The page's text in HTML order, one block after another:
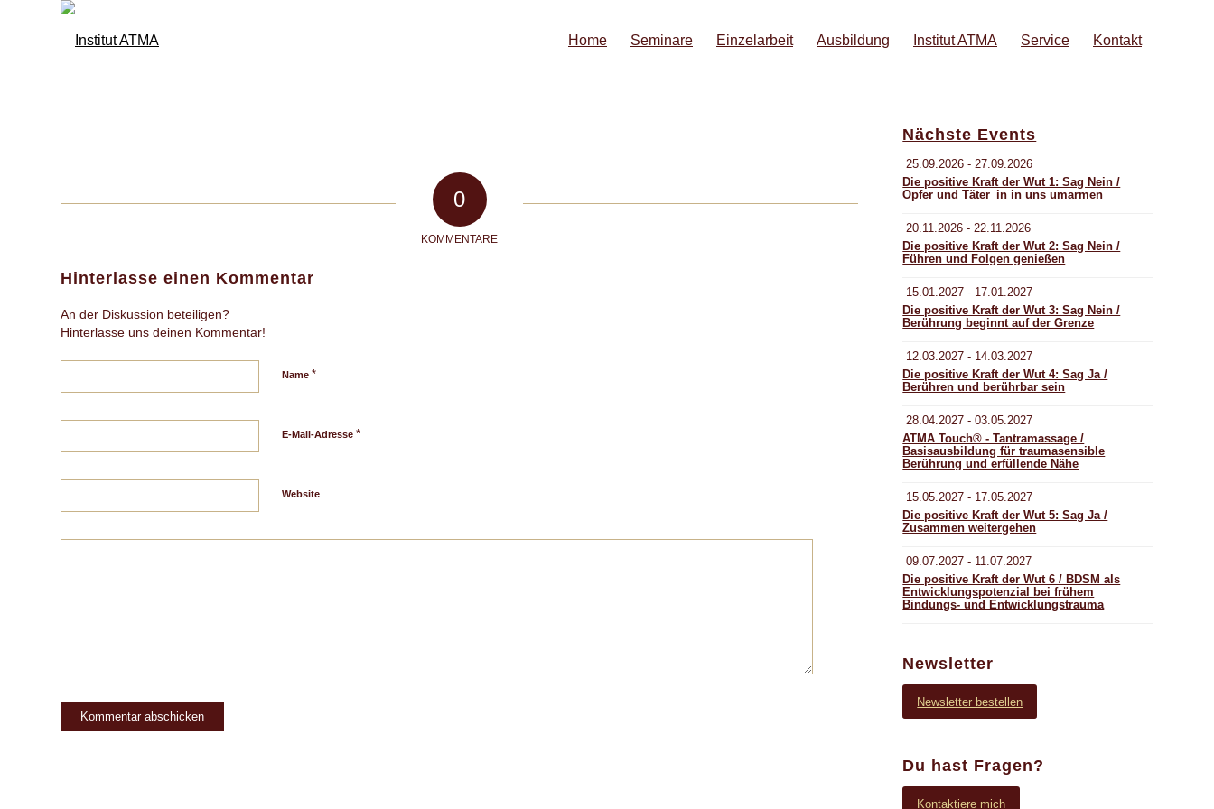
Home Seminare Einzelarbeit Ausbildung Institut ATMA Service Kontakt
0
KOMMENTARE
Hinterlasse einen Kommentar
An der Diskussion beteiligen?
Hinterlasse uns deinen Kommentar!
Name *
E-Mail-Adresse *
Website
Nächste Events
25.09.2026 - 27.09.2026
Die positive Kraft der Wut 1: Sag Nein /
Opfer und Täter_in in uns umarmen
20.11.2026 - 22.11.2026
Die positive Kraft der Wut 2: Sag Nein /
Führen und Folgen genießen
15.01.2027 - 17.01.2027
Die positive Kraft der Wut 3: Sag Nein /
Berührung beginnt auf der Grenze
12.03.2027 - 14.03.2027
Die positive Kraft der Wut 4: Sag Ja /
Berühren und berührbar sein
28.04.2027 - 03.05.2027
ATMA Touch® - Tantramassage /
Basisausbildung für traumasensible
Berührung und erfüllende Nähe
15.05.2027 - 17.05.2027
Die positive Kraft der Wut 5: Sag Ja /
Zusammen weitergehen
09.07.2027 - 11.07.2027
Die positive Kraft der Wut 6 / BDSM als
Entwicklungspotenzial bei frühem
Bindungs- und Entwicklungstrauma
Newsletter
Newsletter bestellen
Du hast Fragen?
Kontaktiere mich